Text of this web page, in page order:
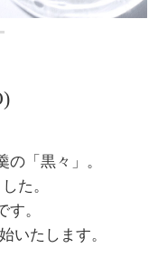
「黒々」。
た。
。
いたします。